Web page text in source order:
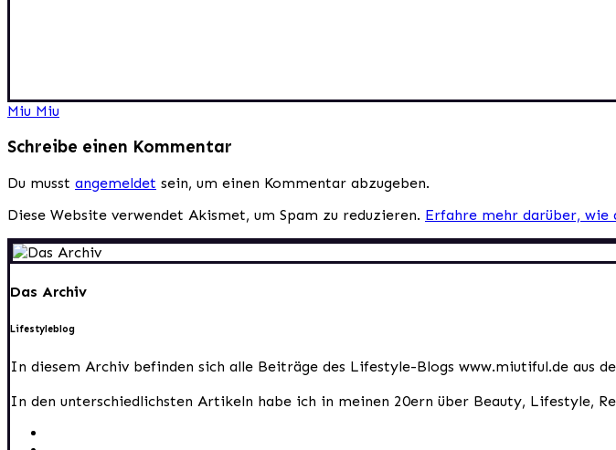
Beitragsnavigation
Miu Miu
Schreibe einen Kommentar
Du musst angemeldet sein, um einen Kommentar abzugeben.
Diese Website verwendet Akismet, um Spam zu reduzieren. Erfahre mehr darüber,
Das Archiv
Lifestyleblog
In diesem Archiv befinden sich alle Beiträge des Lifestyle-Blogs www.miutiful.de aus
In den unterschiedlichsten Artikeln habe ich in meinen 20ern über Beauty, Lifestyle,